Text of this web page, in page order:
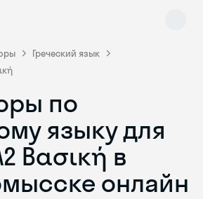
Греческий язык
по
языку для
Βασική в
онлайн